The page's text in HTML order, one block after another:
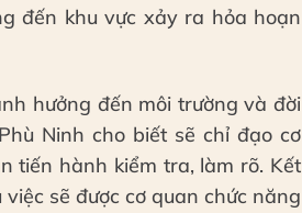
đến khu vực xảy ra hỏa hoạn
hưởng đến môi trường và đời
Ninh cho biết sẽ chỉ đạo cơ
tiến hành kiểm tra, làm rõ. Kết
sẽ được cơ quan chức năng